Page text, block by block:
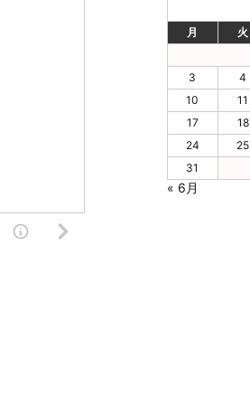
月
火
3
4
10
11
17
18
24
25
31
« 6月